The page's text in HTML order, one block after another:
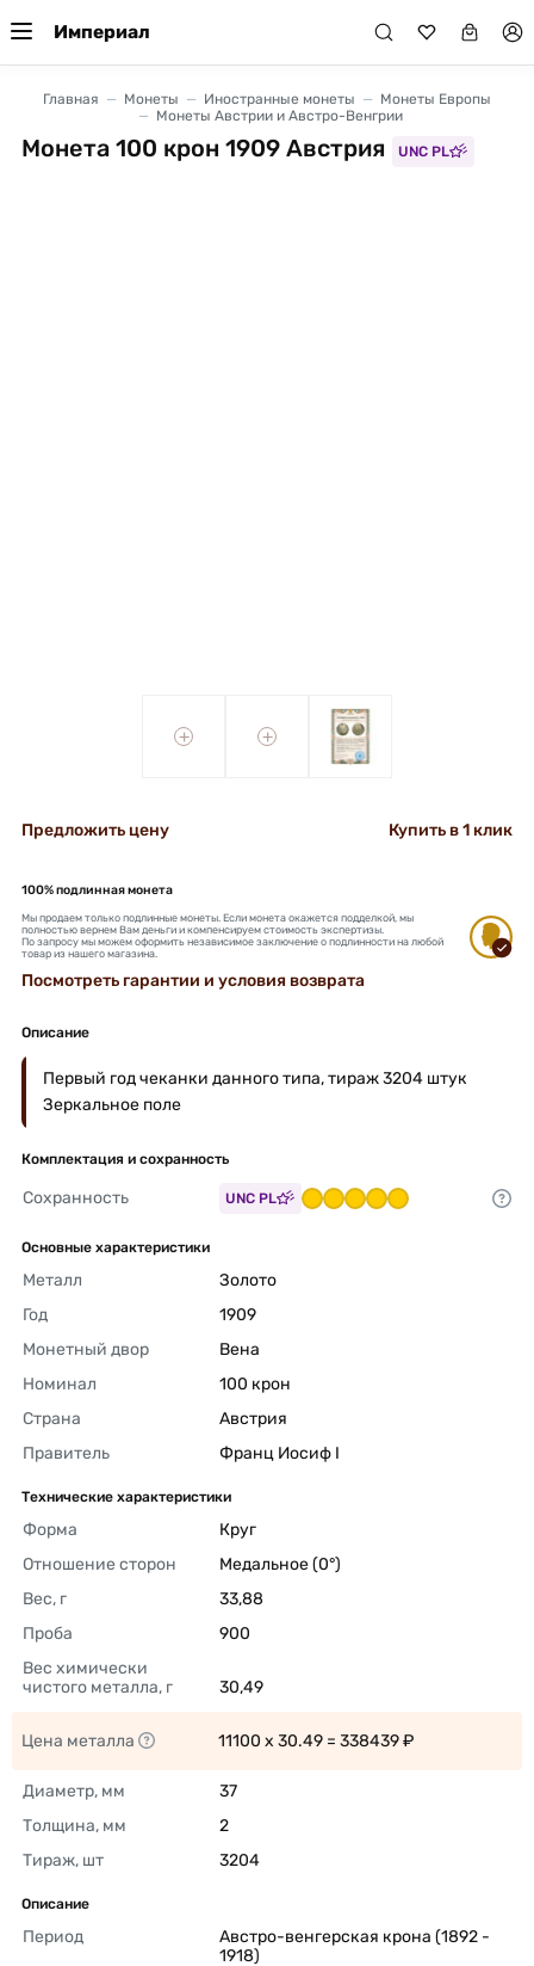
Империал
Главная Монеты Иностранные монеты
Монеты Европы
Монеты Австрии и Австро-Венгрии
Монета 100 крон 1909 Австрия UNC PL
+ +
Предложить цену Купить в 1 клик
100% подлинная монета
Мы продаем только подлинные монеты. Если монета окажется подделкой, мы
полностью вернем Вам деньги и компенсируем стоимость экспертизы.
По запросу мы можем оформить независимое заключение о подлинности на любой
товар из нашего магазина.
Посмотреть гарантии и условия возврата
Описание
Первый год чеканки данного типа, тираж 3204 штук
Зеркальное поле
Комплектация и сохранность
Сохранность UNC PL
Основные характеристики
Металл
Золото
Год
1909
Монетный двор
Вена
Номинал
100 крон
Страна
Австрия
Правитель
Франц Иосиф I
Технические характеристики
Форма
Круг
Отношение сторон
Медальное (0°)
Вес, г
33,88
Проба
900
Вес химически
чистого металла, г
30,49
Цена металла 11100 x 30.49 = 338439 ₽
Диаметр, мм
37
Толщина, мм
2
Тираж, шт
3204
Описание
Период
Австро-венгерская крона (1892 -
1918)